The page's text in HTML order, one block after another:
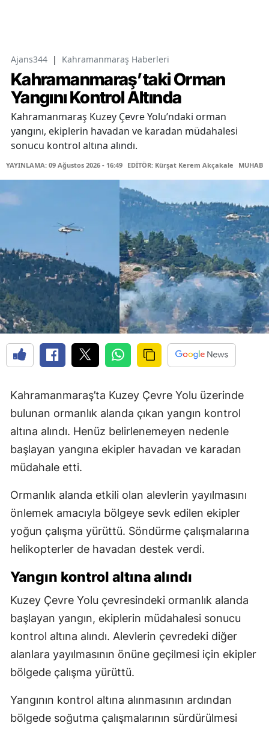
Ajans344 | Kahramanmaraş Haberleri
Kahramanmaraş’taki Orman
Yangını Kontrol Altında
Kahramanmaraş Kuzey Çevre Yolu’ndaki orman
yangını, ekiplerin havadan ve karadan müdahalesi
sonucu kontrol altına alındı.
YAYINLAMA: 09 Ağustos 2026 - 16:49 EDİTÖR: Kürşat Kerem Akçakale
Kahramanmaraş’ta Kuzey Çevre Yolu üzerinde
bulunan ormanlık alanda çıkan yangın kontrol
altına alındı. Henüz belirlenemeyen nedenle
başlayan yangına ekipler havadan ve karadan
müdahale etti.
Ormanlık alanda etkili olan alevlerin yayılmasını
önlemek amacıyla bölgeye sevk edilen ekipler
yoğun çalışma yürüttü. Söndürme çalışmalarına
helikopterler de havadan destek verdi.
Yangın kontrol altına alındı
Kuzey Çevre Yolu çevresindeki ormanlık alanda
başlayan yangın, ekiplerin müdahalesi sonucu
kontrol altına alındı. Alevlerin çevredeki diğer
alanlara yayılmasının önüne geçilmesi için ekipler
bölgede çalışma yürüttü.
Yangının kontrol altına alınmasının ardından
bölgede soğutma çalışmalarının sürdürülmesi